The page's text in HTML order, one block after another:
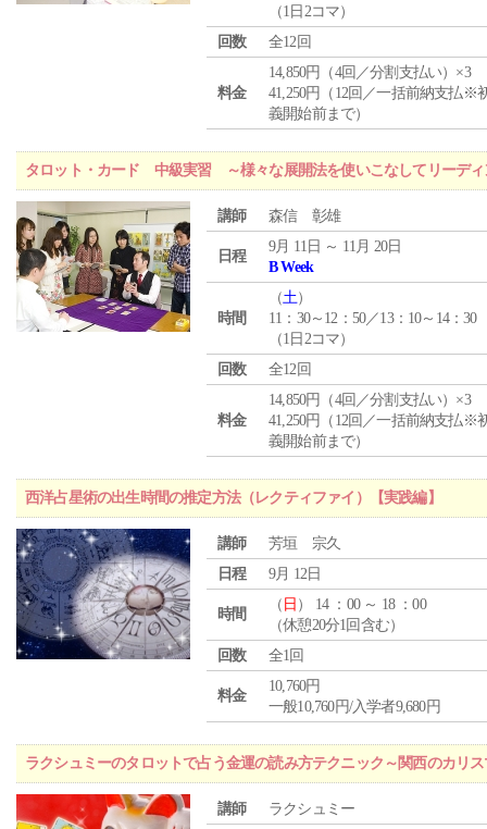
（1日2コマ）
回数
全12回
料金
14,850円（4回／分割支払い）×3
41,250円（12回／一括前納支払※
義開始前まで）
タロット・カード 中級実習 ～様々な展開法を使いこなしてリーディ
講師 森信 彰雄
日程
9月 11日 ～ 11月 20日
B Week
時間
（土）
11：30～12：50／13：10～14：30
（1日2コマ）
回数
全12回
料金
14,850円（4回／分割支払い）×3
41,250円（12回／一括前納支払※
義開始前まで）
西洋占星術の出生時間の推定方法（レクティファイ）【実践編】
講師
芳垣 宗久
日程
9月 12日
時間
（ 日 ） 14 ：00 ～ 18 ：00
（休憩20分1回含む）
回数
全1回
料金
10,760円
一般10,760円/入学者9,680円
ラクシュミーのタロットで占う金運の読み方テクニック～関西のカリ
講師
ラクシュミー